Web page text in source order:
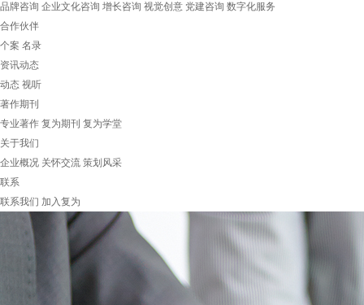
品牌咨询 企业文化咨询 增长咨询 视觉创意 党建咨询 数字化服务
合作伙伴
个案 名录
资讯动态
动态 视听
著作期刊
专业著作 复为期刊 复为学堂
关于我们
企业概况 关怀交流 策划风采
联系
联系我们 加入复为